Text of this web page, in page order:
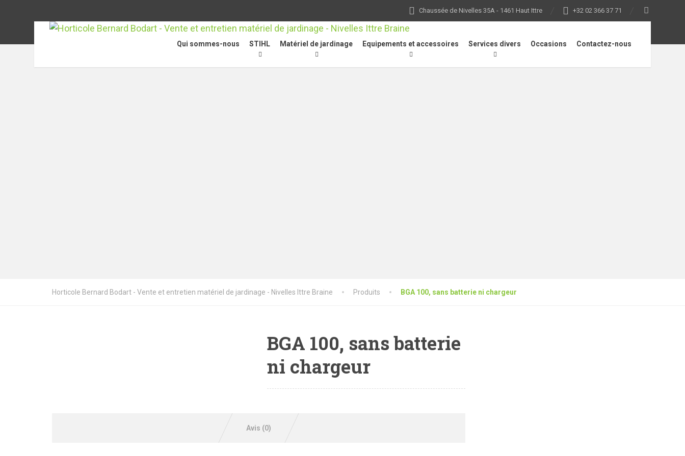
Chaussée de Nivelles 35A - 1461 Haut Ittre +32 02 366 37 71
Qui sommes-nous STIHL Matériel de jardinage Equipements et accessoires Services divers Occasions Contactez-nous
Horticole Bernard Bodart - Vente et entretien matériel de jardinage - Nivelles Ittre Braine Produits BGA 100, sans batterie ni chargeur
BGA 100, sans batterie
ni chargeur
Avis (0)